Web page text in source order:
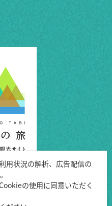
City.
用状況の解析、広告配信の
の使用に同意いただく